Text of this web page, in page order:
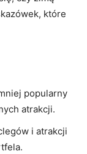
które
popularny⁢
atrakcji.
i atrakcji